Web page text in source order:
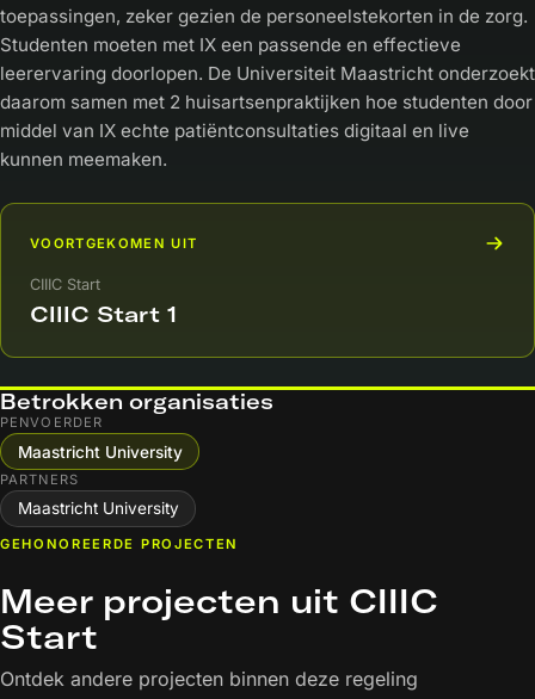
toepassingen, zeker gezien de personeelstekorten in de zorg.
Studenten moeten met IX een passende en effectieve
leerervaring doorlopen. De Universiteit Maastricht onderzoekt
daarom samen met 2 huisartsenpraktijken hoe studenten door
middel van IX echte patiëntconsultaties digitaal en live
kunnen meemaken.
VOORTGEKOMEN UIT
CIIIC Start
CIIIC Start 1
Betrokken organisaties
PENVOERDER
Maastricht University
PARTNERS
Maastricht University
GEHONOREERDE PROJECTEN
Meer projecten uit CIIIC
Start
Ontdek andere projecten binnen deze regeling